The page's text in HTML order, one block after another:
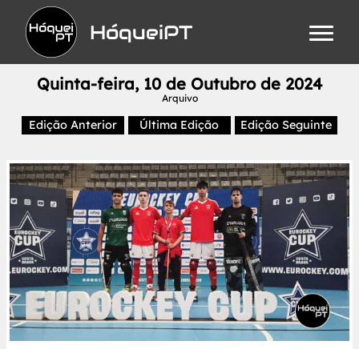
HóqueiPT
Quinta-feira, 10 de Outubro de 2024
Arquivo
Edição Anterior Última Edição Edição Seguinte